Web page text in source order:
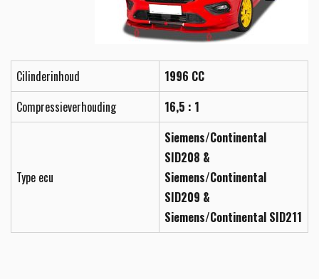
Cilinderinhoud
1996 CC
Compressieverhouding
16,5 : 1
Type ecu
Siemens/Continental
SID208 &
Siemens/Continental
SID209 &
Siemens/Continental SID211